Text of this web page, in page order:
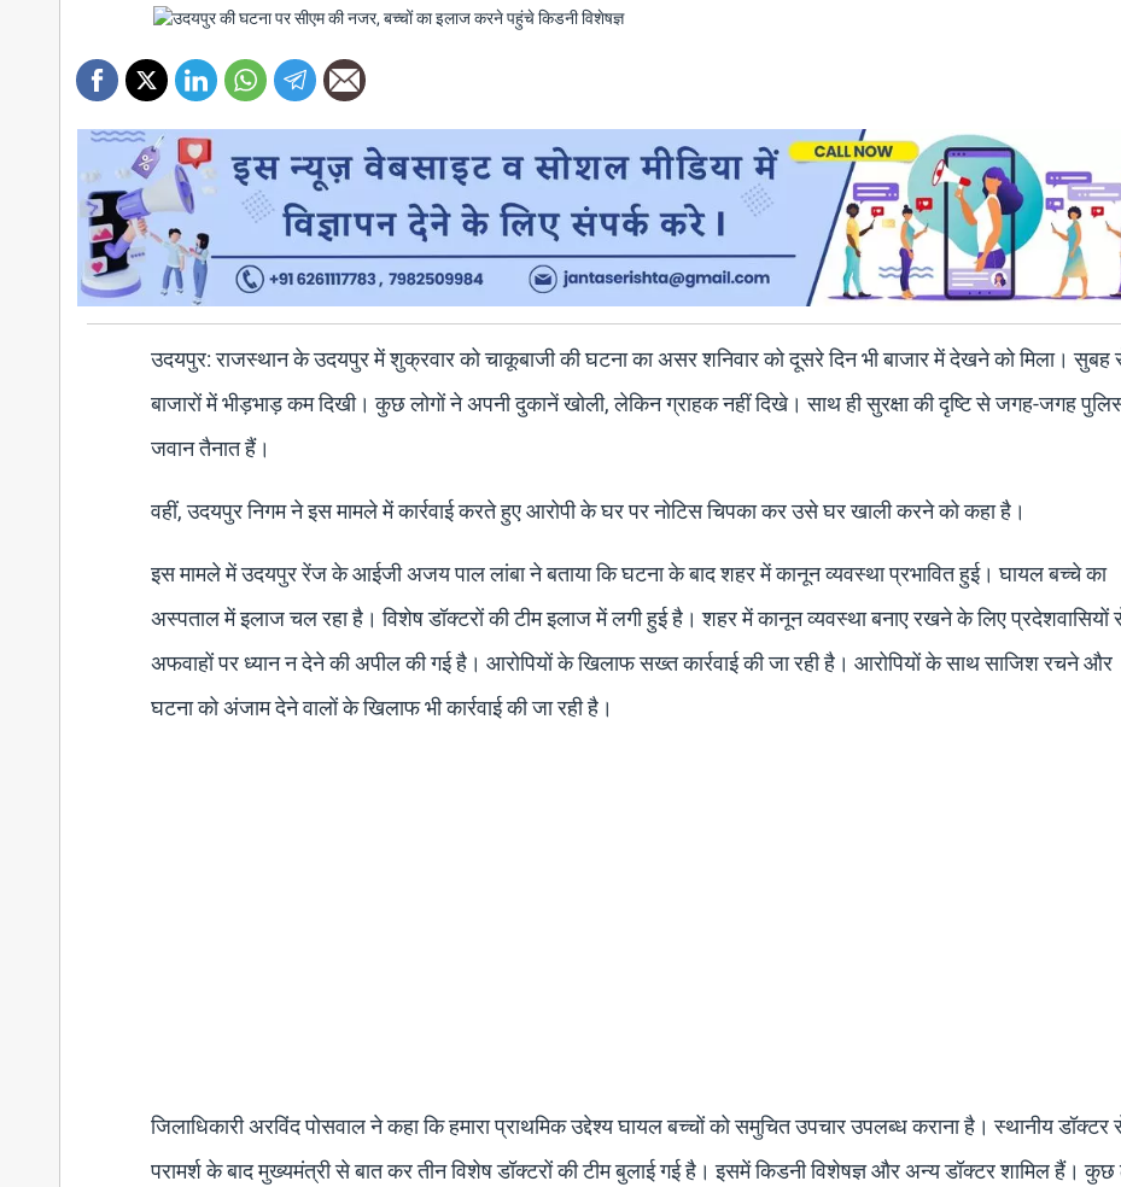
उदयपुर: राजस्थान के उदयपुर में शुक्रवार को चाकूबाजी की घटना का असर शनिवार को दूसरे दिन भी बाजार में देखने को मिला। सुबह
बाजारों में भीड़भाड़ कम दिखी। कुछ लोगों ने अपनी दुकानें खोली, लेकिन ग्राहक नहीं दिखे। साथ ही सुरक्षा की दृष्टि से जगह-जगह
जवान तैनात हैं।
वहीं, उदयपुर निगम ने इस मामले में कार्रवाई करते हुए आरोपी के घर पर नोटिस चिपका कर उसे घर खाली करने को कहा है।
इस मामले में उदयपुर रेंज के आईजी अजय पाल लांबा ने बताया कि घटना के बाद शहर में कानून व्यवस्था प्रभावित हुई। घायल बच्चे का
अस्पताल में इलाज चल रहा है। विशेष डॉक्टरों की टीम इलाज में लगी हुई है। शहर में कानून व्यवस्था बनाए रखने के लिए प्रदेशवासियों
अफवाहों पर ध्यान न देने की अपील की गई है। आरोपियों के खिलाफ सख्त कार्रवाई की जा रही है। आरोपियों के साथ साजिश रचने और
घटना को अंजाम देने वालों के खिलाफ भी कार्रवाई की जा रही है।
जिलाधिकारी अरविंद पोसवाल ने कहा कि हमारा प्राथमिक उद्देश्य घायल बच्चों को समुचित उपचार उपलब्ध कराना है। स्थानीय डॉक्टर
परामर्श के बाद मुख्यमंत्री से बात कर तीन विशेष डॉक्टरों की टीम बुलाई गई है। इसमें किडनी विशेषज्ञ और अन्य डॉक्टर शामिल हैं। कुछ